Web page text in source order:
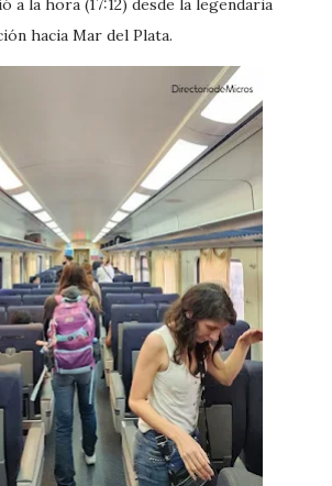
a la hora (17:12) desde la legendaria
hacia Mar del Plata.